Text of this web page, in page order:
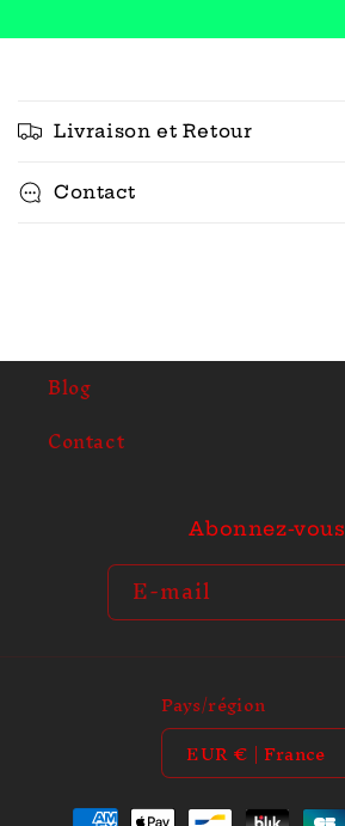
o
n
t
e
d
Livraison et Retour
Contact
Blog
Contact
Abonnez-vous
E-mail
Pays/région
EUR € | France
Moyens